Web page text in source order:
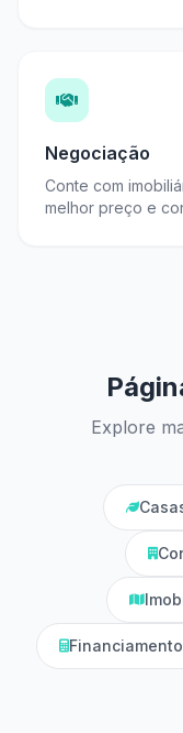
Negociação
Conte com
melhor preço e
Explore